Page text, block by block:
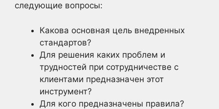
следующие вопросы:
Какова основная цель внедренных
стандартов?
Для решения каких проблем и
трудностей при сотрудничестве с
клиентами предназначен этот
инструмент?
Для кого предназначены правила?